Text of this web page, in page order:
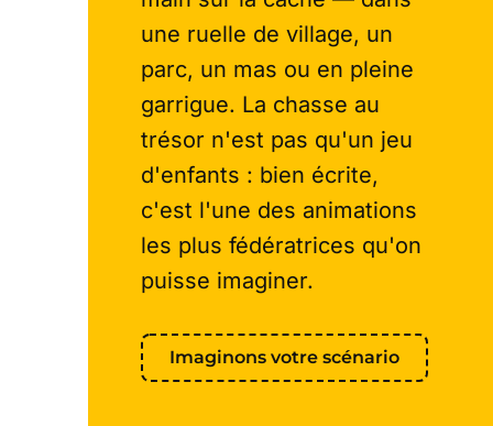
une ruelle de village, un
parc, un mas ou en pleine
garrigue. La chasse au
trésor n'est pas qu'un jeu
d'enfants : bien écrite,
c'est l'une des animations
les plus fédératrices qu'on
puisse imaginer.
Imaginons votre scénario